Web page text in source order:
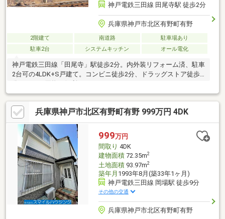
神戸電鉄三田線 田尾寺駅 徒歩2分
兵庫県神戸市北区有野町有野
2階建て 南道路
駐車場あり
駐車2台
システムキッチン オール電化
神戸電鉄三田線「田尾寺」駅徒歩2分。内外装リフォーム済、駐車
2台可の4LDK+S戸建て。コンビニ徒歩2分、ドラッグストア徒歩4
分で日々の買物も便利です。
兵庫県神戸市北区有野町有野 999万円 4DK
999万円
間取り 4DK
建物面積72.35m2
土地面積93.97m2
築年月 1993年8月(築33年1ヶ月)
神戸電鉄三田線 岡場駅 徒歩9分
その他の交通
兵庫県神戸市北区有野町有野